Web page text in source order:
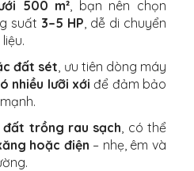
500 m², bạn nên chọn
suất 3–5 HP, dễ di chuyển
đất sét , ưu tiên dòng máy
nhiều lưỡi xới để đảm bảo
trồng rau sạch , có thể
hoặc điện – nhẹ, êm và